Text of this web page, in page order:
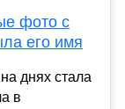
фото с
его имя
днях стала
в